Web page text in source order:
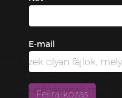
E-mail
Ezek olyan fájlok,
az elektronikus
Unió előírásainak